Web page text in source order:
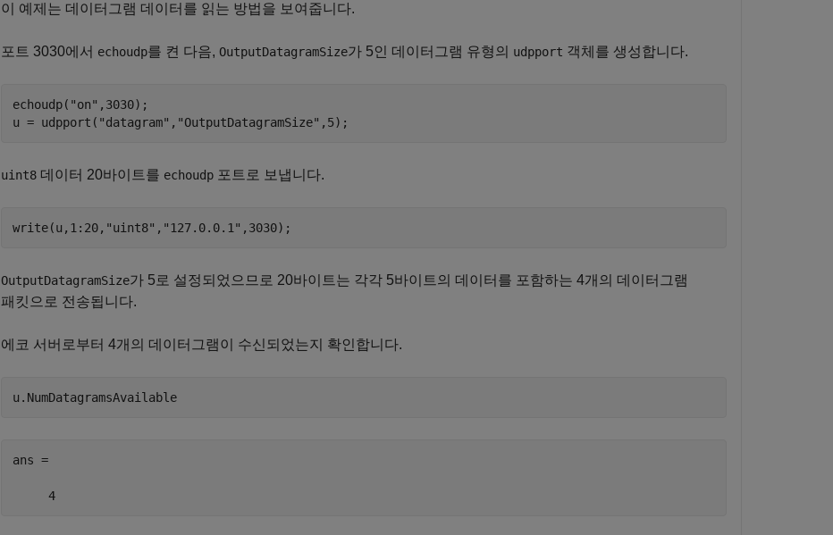
이 예제는 데이터그램 데이터를 읽는 방법을 보여줍니다.
포트 3030에서 echoudp를 켠 다음, OutputDatagramSize가 5인 데이터그램 유형의 udpport 객체를 생성합니다.
echoudp( "on" ,3030);
u = udpport( "datagram" , "OutputDatagramSize" ,5);
uint8 데이터 20바이트를 echoudp 포트로 보냅니다.
write(u,1:20, "uint8" , "127.0.0.1" ,3030);
OutputDatagramSize가 5로 설정되었으므로 20바이트는 각각 5바이트의 데이터를 포함하는 4개의 데이터그램
패킷으로 전송됩니다.
에코 서버로부터 4개의 데이터그램이 수신되었는지 확인합니다.
u.NumDatagramsAvailable
ans =
     4